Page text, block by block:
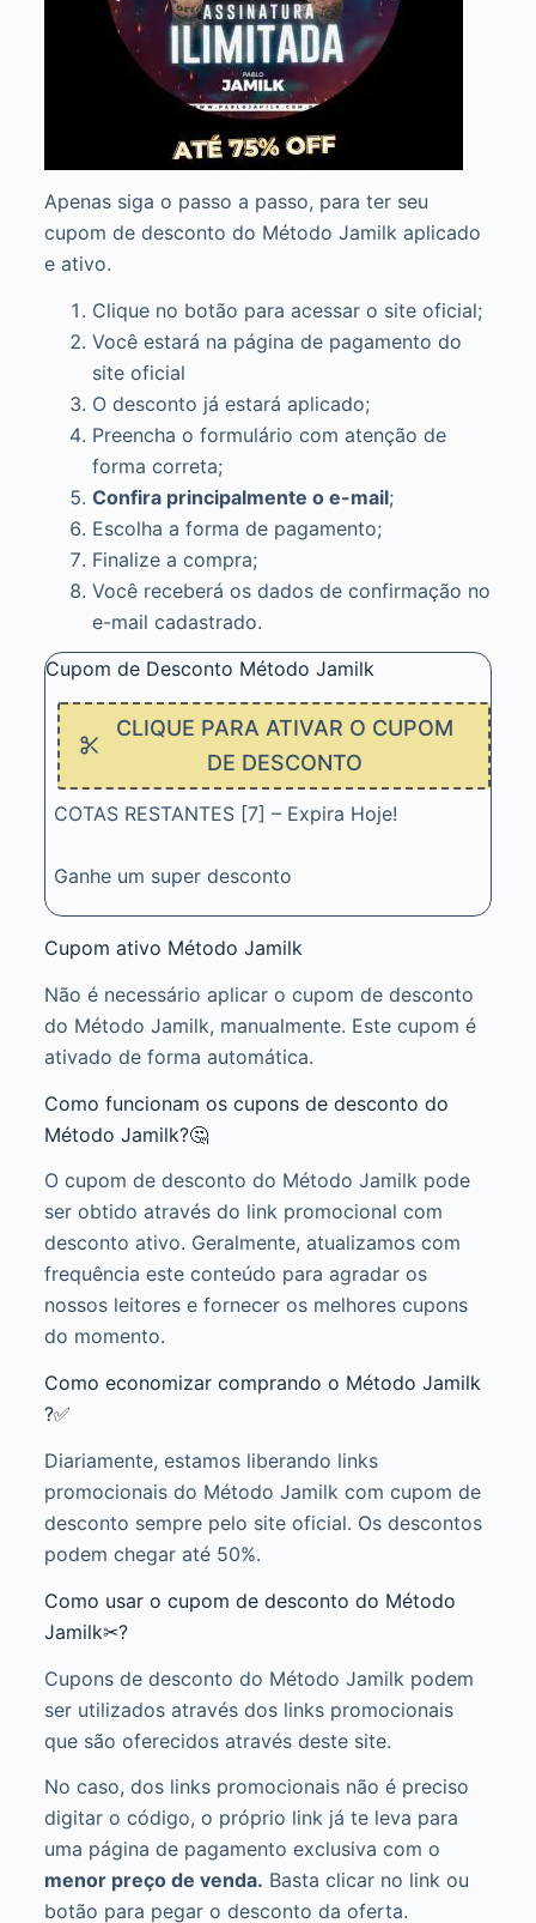
Apenas siga o passo a passo, para ter seu
cupom de desconto do Método Jamilk aplicado
e ativo.
Clique no botão para acessar o site oficial;
Você estará na página de pagamento do
site oficial
O desconto já estará aplicado;
Preencha o formulário com atenção de
forma correta;
Confira principalmente o e-mail;
Escolha a forma de pagamento;
Finalize a compra;
Você receberá os dados de confirmação no
e-mail cadastrado.
Cupom de Desconto Método Jamilk
CLIQUE PARA ATIVAR O CUPOM
DE DESCONTO
COTAS RESTANTES [7] – Expira Hoje!
Ganhe um super desconto
Cupom ativo Método Jamilk
Não é necessário aplicar o cupom de desconto
do Método Jamilk, manualmente. Este cupom é
ativado de forma automática.
Como funcionam os cupons de desconto do
Método Jamilk?🤔
O cupom de desconto do Método Jamilk pode
ser obtido através do link promocional com
desconto ativo. Geralmente, atualizamos com
frequência este conteúdo para agradar os
nossos leitores e fornecer os melhores cupons
do momento.
Como economizar comprando o Método Jamilk
?✅
Diariamente, estamos liberando links
promocionais do Método Jamilk com cupom de
desconto sempre pelo site oficial. Os descontos
podem chegar até 50%.
Como usar o cupom de desconto do Método
Jamilk✂?
Cupons de desconto do Método Jamilk podem
ser utilizados através dos links promocionais
que são oferecidos através deste site.
No caso, dos links promocionais não é preciso
digitar o código, o próprio link já te leva para
uma página de pagamento exclusiva com o
menor preço de venda. Basta clicar no link ou
botão para pegar o desconto da oferta.